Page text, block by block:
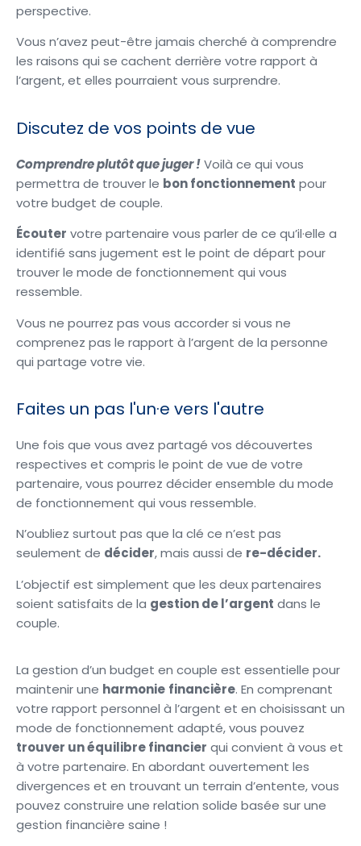
perspective.
Vous n’avez peut-être jamais cherché à comprendre
les raisons qui se cachent derrière votre rapport à
l’argent, et elles pourraient vous surprendre.
Discutez de vos points de vue
Comprendre plutôt que juger !Voilà ce qui vous
permettra de trouver le bon fonctionnement pour
votre budget de couple.
Écouter votre partenaire vous parler de ce qu’il·elle a
identifié sans jugement est le point de départ pour
trouver le mode de fonctionnement qui vous
ressemble.
Vous ne pourrez pas vous accorder si vous ne
comprenez pas le rapport à l’argent de la personne
qui partage votre vie.
Faites un pas l'un·e vers l'autre
Une fois que vous avez partagé vos découvertes
respectives et compris le point de vue de votre
partenaire, vous pourrez décider ensemble du mode
de fonctionnement qui vous ressemble.
N’oubliez surtout pas que la clé ce n’est pas
seulement de décider, mais aussi de re-décider.
L’objectif est simplement que les deux partenaires
soient satisfaits de la gestion de l’argent dans le
couple.
La gestion d’un budget en couple est essentielle pour
maintenir une harmonie financière. En comprenant
votre rapport personnel à l’argent et en choisissant un
mode de fonctionnement adapté, vous pouvez
trouver un équilibre financier qui convient à vous et
à votre partenaire. En abordant ouvertement les
divergences et en trouvant un terrain d’entente, vous
pouvez construire une relation solide basée sur une
gestion financière saine !